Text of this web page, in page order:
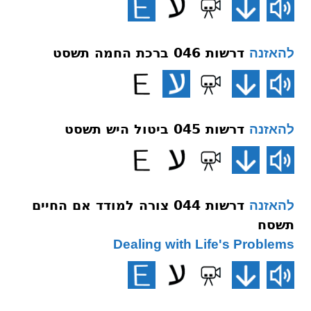
להאזנה דרשות 046 ברכת החמה תשסט
להאזנה דרשות 045 ביטול היש תשסט
להאזנה
דרשות 044 צורה למודד אם החיים
תשסח
Dealing with Life's Problems